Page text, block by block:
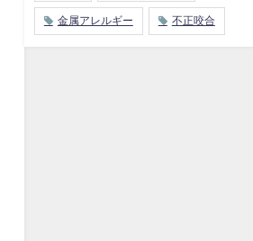
金属アレルギー 不正咬合